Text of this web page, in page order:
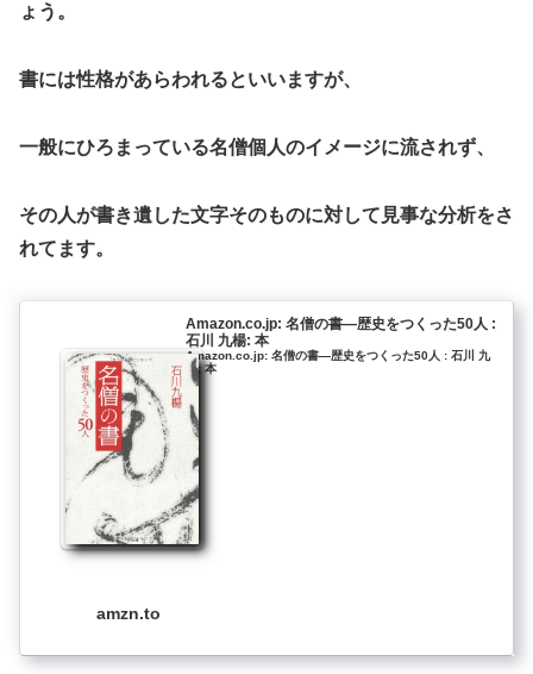
ょう。
書には性格があらわれるといいますが、
一般にひろまっている名僧個人のイメージに流されず、
その人が書き遺した文字そのものに対して見事な分析をさ
れてます。
Amazon.co.jp: 名僧の書―歴史をつくった50人 :
石川 九楊: 本
Amazon.co.jp: 名僧の書―歴史をつくった50人 : 石川 九
楊: 本
amzn.to